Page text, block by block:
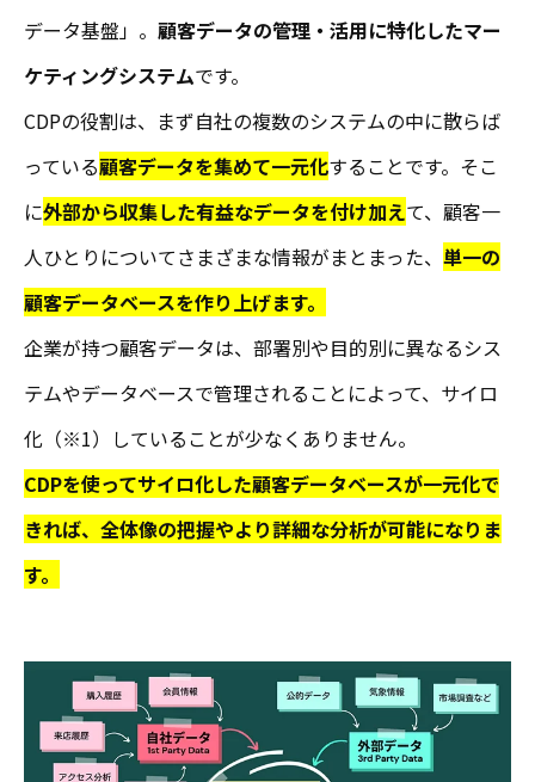
データ基盤」。 顧客データの管理・活用に特化したマー
ケティングシステムです。
CDPの役割は、まず自社の複数のシステムの中に散らば
っている顧客データを集めて一元化することです。そこ
に外部から収集した有益なデータを付け加えて、顧客一
人ひとりについてさまざまな情報がまとまった、 単一の
顧客データベースを作り上げます。
企業が持つ顧客データは、部署別や目的別に異なるシス
テムやデータベースで管理されることによって、サイロ
化（※1）していることが少なくありません。
CDPを使ってサイロ化した顧客データベースが一元化で
きれば、全体像の把握やより詳細な分析が可能になりま
す。